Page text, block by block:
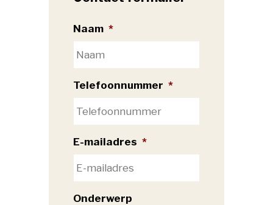
Naam *
Telefoonnummer *
E-mailadres *
Onderwerp